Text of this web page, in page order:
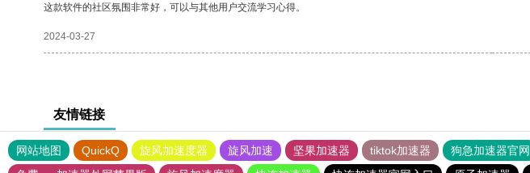
这款软件的社区氛围非常好，可以与其他用户交流学习心得。
2024-03-27
友情链接
网站地图 QuickQ 旋风加速度器 旋风加速 坚果加速器 tiktok加速器 狗急加速器官网